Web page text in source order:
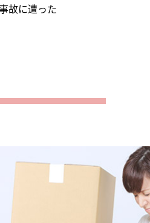
故に遭った